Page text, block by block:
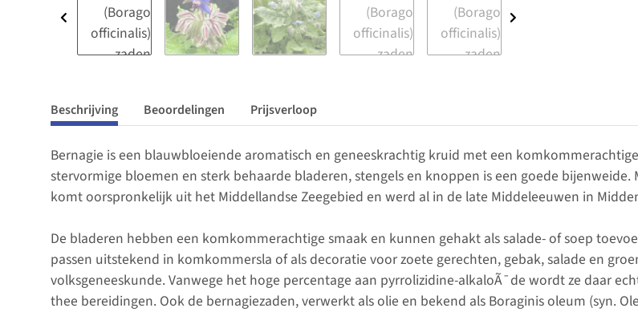
Beschrijving Beoordelingen Prijsverloop
Bernagie is een blauwbloeiende aromatisch en geneeskrachtig kruid met een
stervormige bloemen en sterk behaarde bladeren, stengels en knoppen is een goede
komt oorspronkelijk uit het Middellandse Zeegebied en werd al in de late Middeleeuwen in
De bladeren hebben een komkommerachtige smaak en kunnen gehakt als salade- of soep
passen uitstekend in komkommersla of als decoratie voor zoete gerechten, gebak, salade en
volksgeneeskunde. Vanwege het hoge percentage aan pyrrolizidine-alkaloÃ¯de wordt ze daar
thee bereidingen. Ook de bernagiezaden, verwerkt als olie en bekend als Boraginis oleum (syn.